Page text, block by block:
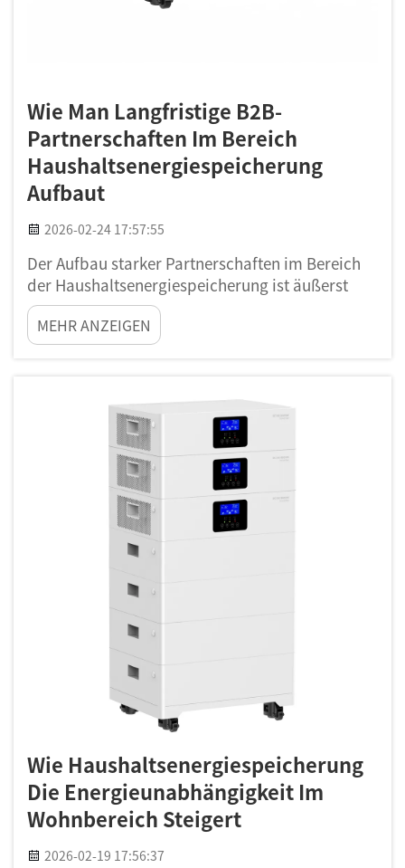
Wie Man Langfristige B2B-
Partnerschaften Im Bereich
Haushaltsenergiespeicherung
Aufbaut
2026-02-24 17:57:55
Der Aufbau starker Partnerschaften im Bereich
der Haushaltsenergiespeicherung ist äußerst
wichtig. Wenn Unternehmen zusammenarbeiten,
können sie Ideen, Ressourcen und auch
Technologien teilen. Dies gilt insbesondere für
MEHR ANZEIGEN
Wie Haushaltsenergiespeicherung
Die Energieunabhängigkeit Im
Wohnbereich Steigert
2026-02-19 17:56:37